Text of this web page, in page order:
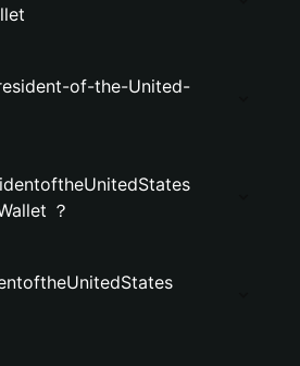
of-the-United-
？